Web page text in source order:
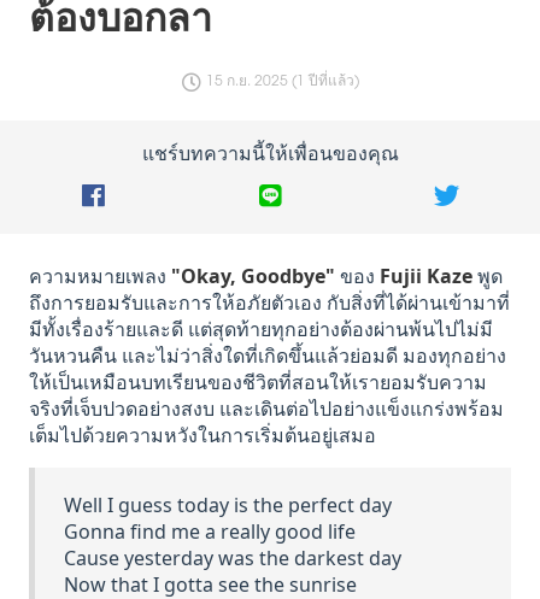
ต้องบอกลา
15 ก.ย. 2025 (1 ปีที่แล้ว)
แชร์บทความนี้ให้เพื่อนของคุณ
ความหมายเพลง "Okay, Goodbye" ของ Fujii Kazeพูด
ถึงการยอมรับและการให้อภัยตัวเอง กับสิ่งที่ได้ผ่านเข้ามาที่
มีทั้งเรื่องร้ายและดี แต่สุดท้ายทุกอย่างต้องผ่านพ้นไปไม่มี
วันหวนคืน และไม่ว่าสิ่งใดที่เกิดขึ้นแล้วย่อมดี มองทุกอย่าง
ให้เป็นเหมือนบทเรียนของชีวิตที่สอนให้เรายอมรับความ
จริงที่เจ็บปวดอย่างสงบ และเดินต่อไปอย่างแข็งแกร่งพร้อม
เต็มไปด้วยความหวังในการเริ่มต้นอยู่เสมอ
Well I guess today is the perfect day
Gonna find me a really good life
Cause yesterday was the darkest day
Now that I gotta see the sunrise